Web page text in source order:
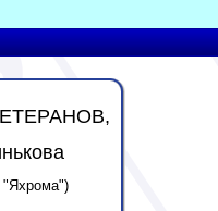
"Яхрома")